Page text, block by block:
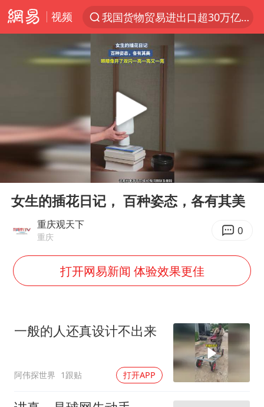
视频
我国货物贸易进出口超30万亿元
A股三大股指收涨
台风“白海豚”体型变大！环流面积接近13个浙江那么大
宇树科技中一签需缴款7.54万元
泰国校园枪击案死亡人数升至7人
国防部：中国军队坚决反制任何闹海挑衅图谋
台湾海峡南口北上船舶实施交通管制
瑞众保险员工爆料公司违规行为
向鹏0-3不敌张本智和
Meta重新支棱起来了吗
Play
00:00
女生的插花日记， 百种姿态，各有其美
重庆观天下
重庆 0
打开网易新闻 体验效果更佳
一般的人还真设计不出来
阿伟探世界 1跟贴 打开APP